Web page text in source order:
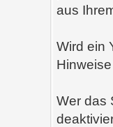
aus
Wird ein
Wer das